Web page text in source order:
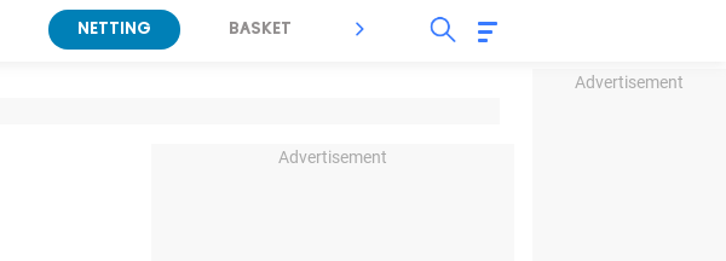
Advertisement
NETTING BASKET SPORT LAIN
Advertisement